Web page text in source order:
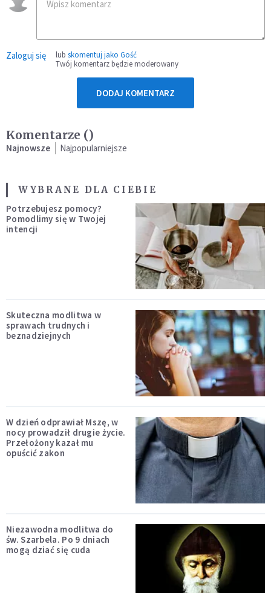
Zaloguj się lub skomentuj jako Gość
Twój komentarz będzie moderowany
DODAJ KOMENTARZ
Komentarze ()
Najnowsze Najpopularniejsze
WYBRANE DLA CIEBIE
Potrzebujesz pomocy?
Pomodlimy się w Twojej
intencji
Skuteczna modlitwa w
sprawach trudnych i
beznadziejnych
W dzień odprawiał Mszę, w
nocy prowadził drugie życie.
Przełożony kazał mu
opuścić zakon
Niezawodna modlitwa do
św. Szarbela. Po 9 dniach
mogą dziać się cuda